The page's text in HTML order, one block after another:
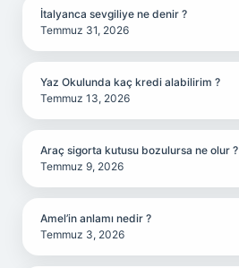
İtalyanca sevgiliye ne denir ?
Temmuz 31, 2026
Yaz Okulunda kaç kredi alabilirim ?
Temmuz 13, 2026
Araç sigorta kutusu bozulursa ne olur ?
Temmuz 9, 2026
Amel’in anlamı nedir ?
Temmuz 3, 2026